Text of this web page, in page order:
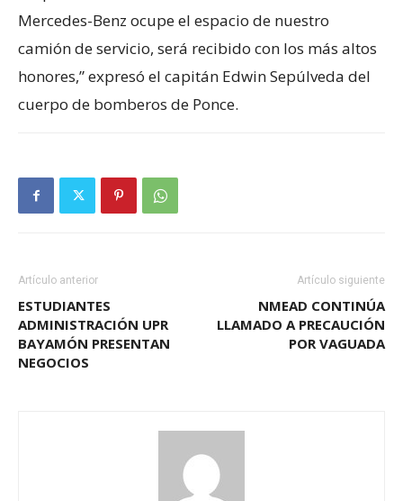
Mercedes-Benz ocupe el espacio de nuestro
camión de servicio, será recibido con los más altos
honores,” expresó el capitán Edwin Sepúlveda del
cuerpo de bomberos de Ponce.
Artículo anterior
ESTUDIANTES
ADMINISTRACIÓN UPR
BAYAMÓN PRESENTAN
NEGOCIOS
Artículo siguiente
NMEAD CONTINÚA
LLAMADO A PRECAUCIÓN
POR VAGUADA